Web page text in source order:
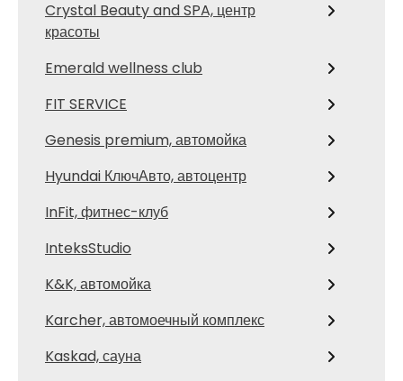
Crystal Beauty and SPA, центр
красоты
Emerald wellness club
FIT SERVICE
Genesis premium, автомойка
Hyundai КлючАвто, автоцентр
InFit, фитнес-клуб
InteksStudio
K&K, автомойка
Karcher, автомоечный комплекс
Kaskad, сауна